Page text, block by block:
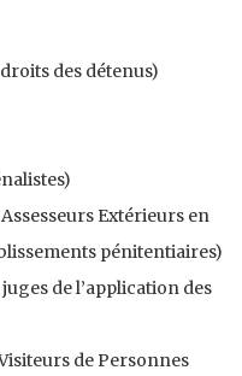
des détenus)
Extérieurs en
pénitentiaires)
de l’application des
de Personnes